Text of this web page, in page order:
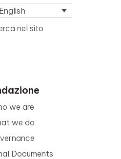
English
nel sito
we are
we do
Documents